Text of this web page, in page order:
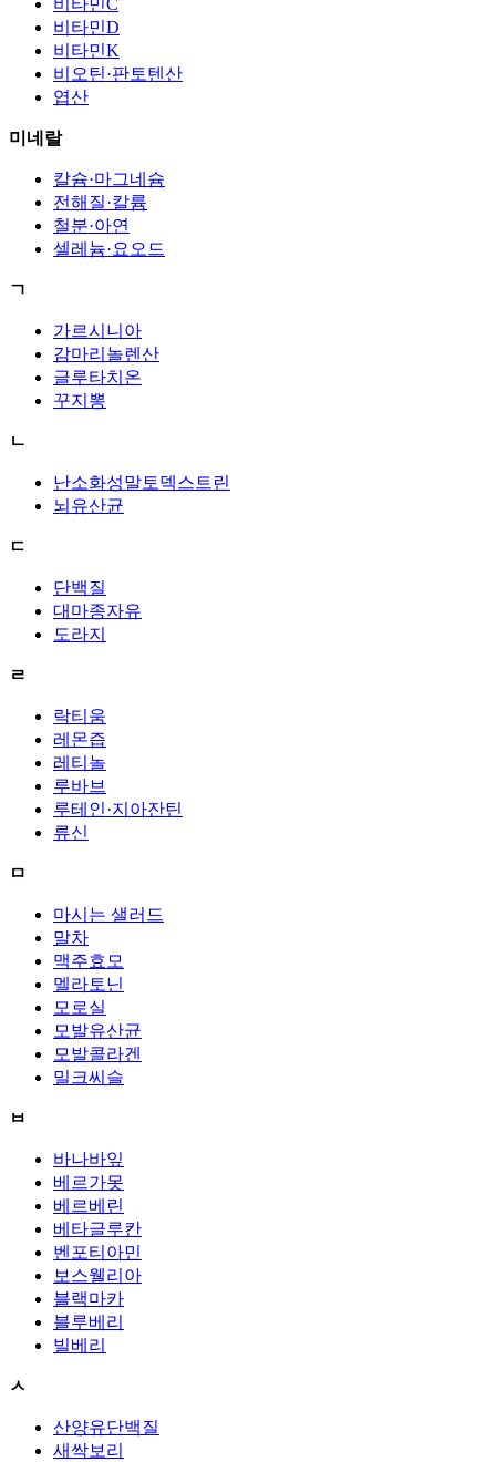
비타민D
비타민K
비오틴·판토텐산
엽산
미네랄
칼슘·마그네슘
전해질·칼륨
철분·아연
셀레늄·요오드
ㄱ
가르시니아
감마리놀렌산
글루타치온
꾸지뽕
ㄴ
난소화성말토덱스트린
뇌유산균
ㄷ
단백질
대마종자유
도라지
ㄹ
락티움
레몬즙
레티놀
루바브
루테인·지아잔틴
류신
ㅁ
마시는 샐러드
말차
맥주효모
멜라토닌
모로실
모발유산균
모발콜라겐
밀크씨슬
ㅂ
바나바잎
베르가못
베르베린
베타글루칸
벤포티아민
보스웰리아
블랙마카
블루베리
빌베리
ㅅ
산양유단백질
새싹보리